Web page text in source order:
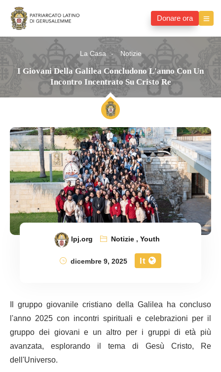
Donare ora
La Casa Notizie
I Giovani Della Galilea Concludono L'anno Con Un
Incontro Incentrato Su Cristo Re
lpj.org Notizie,Youth
dicembre 9, 2025
It
Il gruppo giovanile cristiano della Galilea ha concluso
l'anno 2025 con incontri spirituali e celebrazioni per il
gruppo dei giovani e un altro per i gruppi di età più
avanzata, esplorando il tema di Gesù Cristo, Re
dell'Universo.